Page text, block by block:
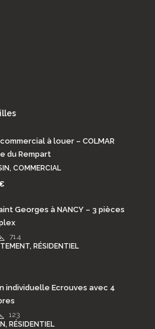
à louer – COLMAR
du Rempart
COMMERCIAL
Georges à NANCY – 3 pièces
71.4
RÉSIDENTIEL
individuelle Ecrouves avec 4
123
RÉSIDENTIEL